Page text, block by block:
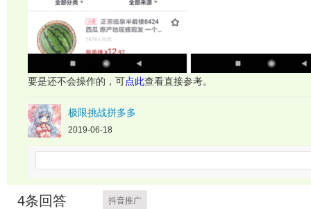
要是还不会操作的，可点此查看直接参考。
极限挑战拼多多
2019-06-18
4条回答 抖音推广